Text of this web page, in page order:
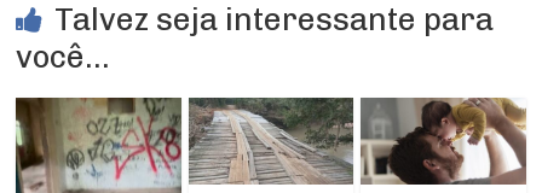
Talvez seja interessante para
você...